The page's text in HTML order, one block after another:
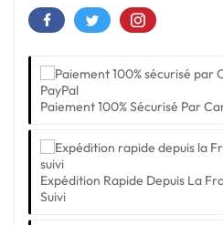
Paiement 100% Sécurisé Par
Expédition Rapide Depuis La
Suivi